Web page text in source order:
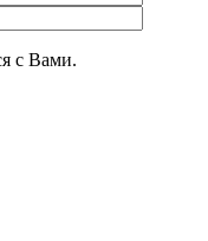
с Вами.